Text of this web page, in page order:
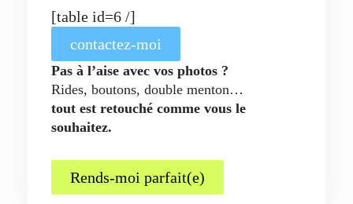
[table id=6 /]
contactez-moi
Pas à l’aise avec vos photos ?
Rides, boutons, double menton…
tout est retouché comme vous le
souhaitez.
Rends-moi parfait(e)